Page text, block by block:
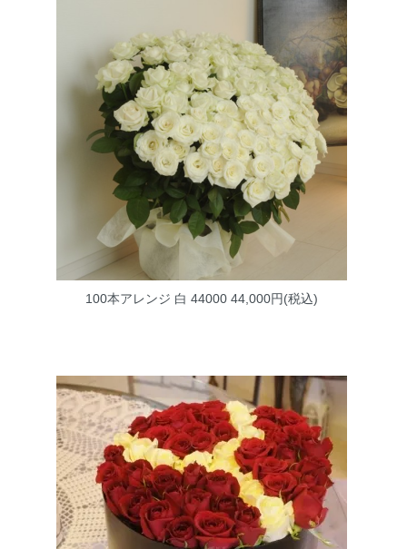
100本アレンジ 白 4400044,000円(税込)